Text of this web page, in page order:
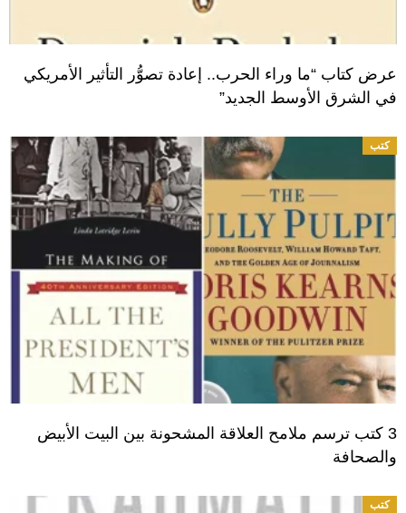
عرض كتاب “ما وراء الحرب.. إعادة تصوُّر التأثير الأمريكي
في الشرق الأوسط الجديد”
كتب
3 كتب ترسم ملامح العلاقة المشحونة بين البيت الأبيض
والصحافة
كتب